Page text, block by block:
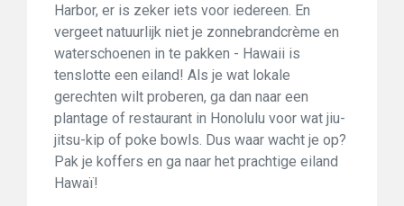
Harbor, er is zeker iets voor iedereen. En
vergeet natuurlijk niet je zonnebrandcrème en
waterschoenen in te pakken - Hawaii is
tenslotte een eiland! Als je wat lokale
gerechten wilt proberen, ga dan naar een
plantage of restaurant in Honolulu voor wat jiu-
jitsu-kip of poke bowls. Dus waar wacht je op?
Pak je koffers en ga naar het prachtige eiland
Hawaï!